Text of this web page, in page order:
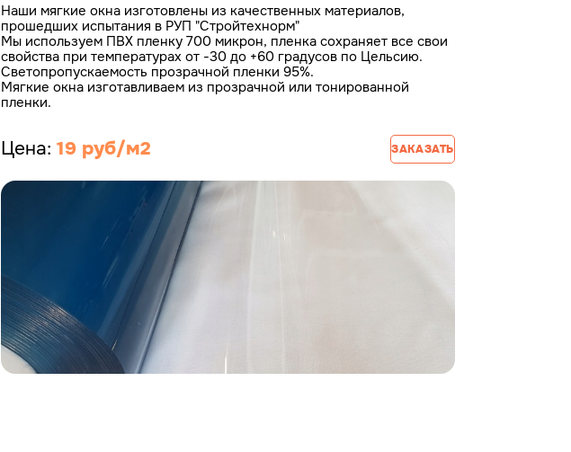
Наши мягкие окна изготовлены из качественных материалов,
прошедших испытания в РУП "Стройтехнорм"
Мы используем ПВХ пленку 700 микрон, пленка сохраняет все свои
свойства при температурах от -30 до +60 градусов по Цельсию.
Светопропускаемость прозрачной пленки 95%.
Мягкие окна изготавливаем из прозрачной или тонированной
пленки.
Цена:19 руб/м2 ЗАКАЗАТЬ